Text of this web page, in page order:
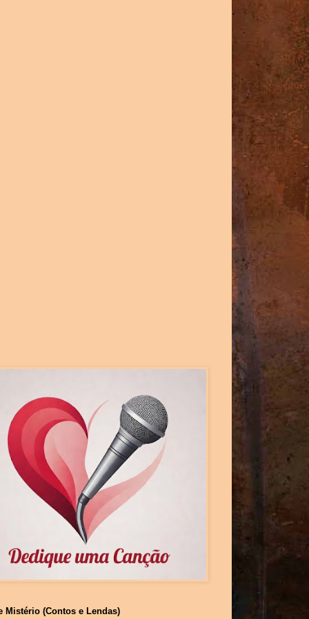
Mistério (Contos e Lendas)